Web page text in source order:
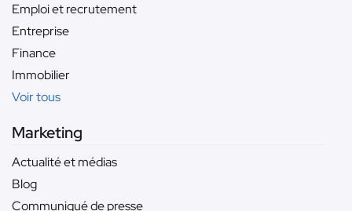
Emploi et recrutement
Entreprise
Finance
Immobilier
Voir tous
Marketing
Actualité et médias
Blog
Communiqué de presse